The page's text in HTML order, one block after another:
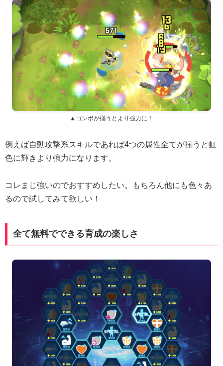
▲コンボが揃うとより強力に！
例えば自動攻撃系スキルであれば4つの属性全てが揃うと虹
色に輝きより強力になります。
コレまじ強いのでおすすめしたい。もちろん他にも色々あ
るので試してみて欲しい！
全て無料でできる育成の楽しさ